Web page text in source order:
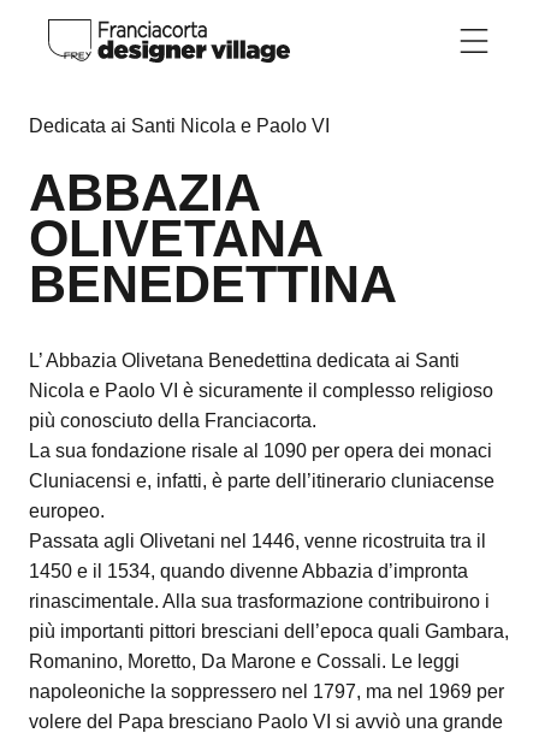
ABBAZIA
OLIVETANA
BENEDETTINA
Dedicata ai Santi Nicola e Paolo VI
L’ Abbazia Olivetana Benedettina dedicata ai Santi
Nicola e Paolo VI è sicuramente il complesso religioso
più conosciuto della Franciacorta.
La sua fondazione risale al 1090 per opera dei monaci
Cluniacensi e, infatti, è parte dell’itinerario cluniacense
europeo.
Passata agli Olivetani nel 1446, venne ricostruita tra il
1450 e il 1534, quando divenne Abbazia d’impronta
rinascimentale. Alla sua trasformazione contribuirono i
più importanti pittori bresciani dell’epoca quali Gambara,
Romanino, Moretto, Da Marone e Cossali. Le leggi
napoleoniche la soppressero nel 1797, ma nel 1969 per
volere del Papa bresciano Paolo VI si avviò una grande